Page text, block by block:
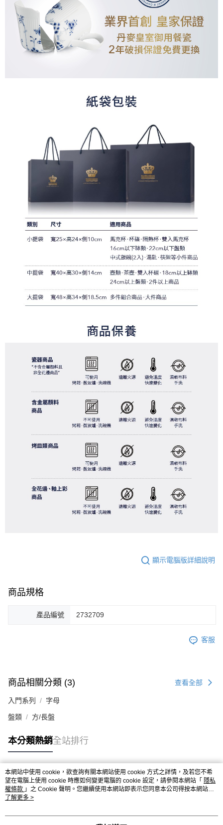
顯示電腦版詳細說明
商品規格
產品編號 2732709
客服
商品相關分類 (3) 查看全部
入門系列 字母
盤類 方/長盤
本分類熱銷全站排行
熱門標籤
本網站中使用 cookie，欲查詢有關本網站使用 cookie 方式之詳情，及若您不希
望在電腦上使用 cookie 時應如何變更電腦的 cookie 設定，請參閱本網站「 隱私
權條款 」之 Cookie 聲明。您繼續使用本網站即表示您同意本公司得按本網站使
用條款之 Cookie 聲明使用 cookie。
了解更多 >